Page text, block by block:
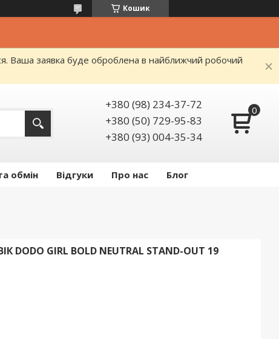
Кошик
Ваша заявка буде оброблена в найближчий робочий
+380 (98) 234-37-72
+380 (50) 729-95-83
+380 (93) 004-35-34
обмін Відгуки Про нас Блог
GIRL BOLD NEUTRAL STAND-OUT 19